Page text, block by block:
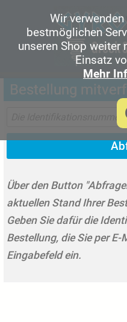
Bestellung
Über den Button
aktuellen Stand Ihrer
Geben Sie dafür die
Bestellung, die Sie per
Eingabefeld ein.
Wir
bestmöglichen
unseren Shop weiter
Einsatz
Mehr